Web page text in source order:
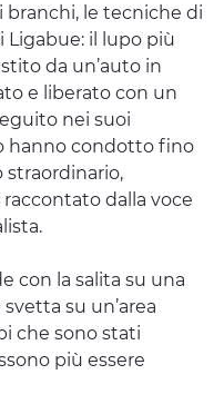
branchi, le tecniche di
Ligabue: il lupo più
da un’auto in
e liberato con un
nei suoi
hanno condotto fino
straordinario,
dalla voce
con la salita su una
su un’area
che sono stati
più essere